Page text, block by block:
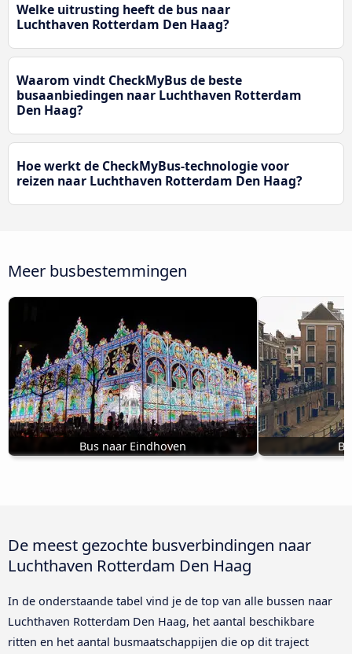
Welke uitrusting heeft de bus naar
Luchthaven Rotterdam Den Haag?
Waarom vindt CheckMyBus de beste
busaanbiedingen naar Luchthaven Rotterdam
Den Haag?
Hoe werkt de CheckMyBus-technologie voor
reizen naar Luchthaven Rotterdam Den Haag?
Meer busbestemmingen
Bus naar Eindhoven
De meest gezochte busverbindingen naar
Luchthaven Rotterdam Den Haag
In de onderstaande tabel vind je de top van alle bussen naar
Luchthaven Rotterdam Den Haag, het aantal beschikbare
ritten en het aantal busmaatschappijen die op dit traject